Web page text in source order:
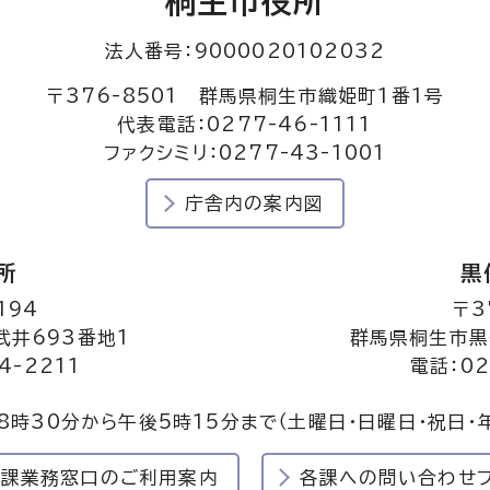
法人番号：9000020102032
〒376-8501 群馬県桐生市織姫町1番1号
代表電話：0277-46-1111
ファクシミリ：0277-43-1001
庁舎内の案内図
井693番地1
2211
黒
〒
群馬県桐生市
電話：
8時30分から午後5時15分まで（土曜日・日曜日・祝日
業務窓口のご利用案内 各課への問い合わせ